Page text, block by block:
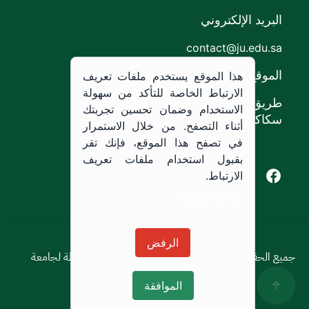
البريد الإلكتروني
contact@ju.edu.sa
الموقع
طريق الملك خالد،
سكاكا, المملكة العربية السعودية.
Facebook of Jouf University
X of Jouf University
سياسة الاستخدام
جميع الحقوق محفوظة © 2026 جميع الحقوق محفوظة لجامعة
الجوف
هذا الموقع يستخدم ملفات تعريف
الارتباط الخاصة للتأكد من سهولة
الاستخدام وضمان تحسين تجربتك
أثناء التصفح. من خلال الاستمرار
في تصفح هذا الموقع، فإنك تقر
بقبول استخدام ملفات تعريف
الارتباط.
الرفض
الموافقة